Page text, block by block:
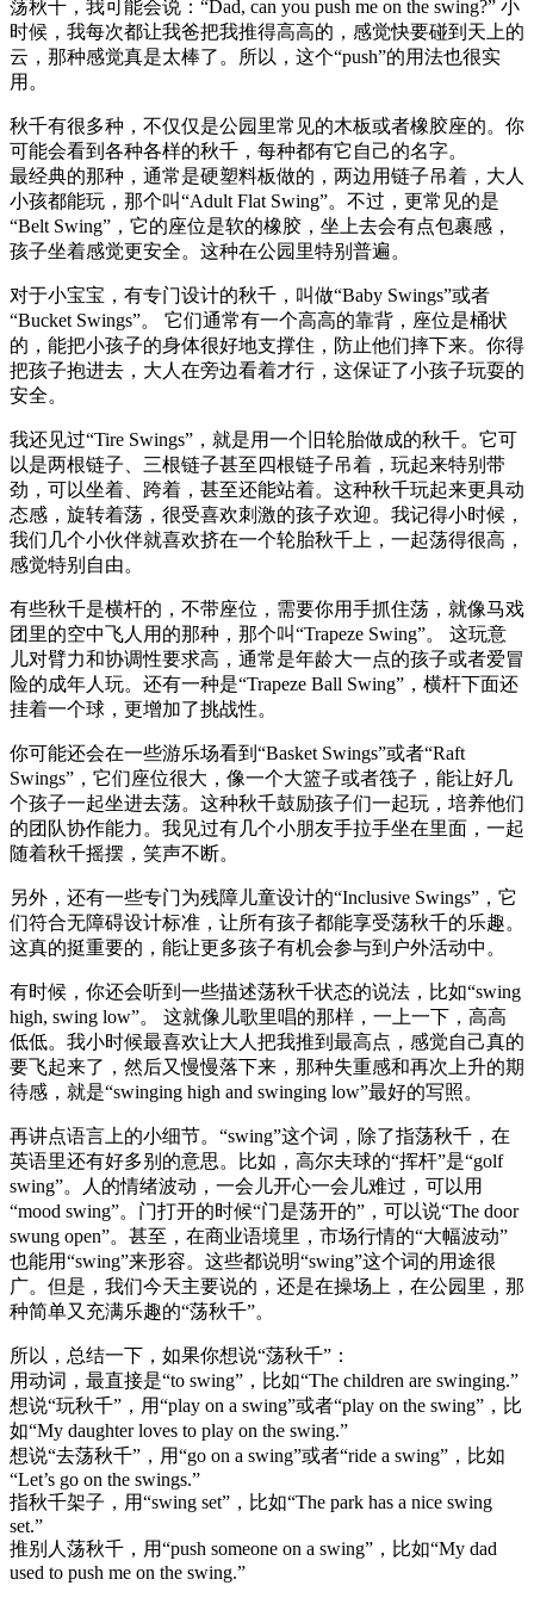
荡秋千，我可能会说：“Dad, can you push me on the swing?” 小
时候，我每次都让我爸把我推得高高的，感觉快要碰到天上的
云，那种感觉真是太棒了。所以，这个“push”的用法也很实
用。
秋千有很多种，不仅仅是公园里常见的木板或者橡胶座的。你
可能会看到各种各样的秋千，每种都有它自己的名字。
最经典的那种，通常是硬塑料板做的，两边用链子吊着，大人
小孩都能玩，那个叫“Adult Flat Swing”。不过，更常见的是
“Belt Swing”，它的座位是软的橡胶，坐上去会有点包裹感，
孩子坐着感觉更安全。这种在公园里特别普遍。
对于小宝宝，有专门设计的秋千，叫做“Baby Swings”或者
“Bucket Swings”。 它们通常有一个高高的靠背，座位是桶状
的，能把小孩子的身体很好地支撑住，防止他们摔下来。你得
把孩子抱进去，大人在旁边看着才行，这保证了小孩子玩耍的
安全。
我还见过“Tire Swings”，就是用一个旧轮胎做成的秋千。它可
以是两根链子、三根链子甚至四根链子吊着，玩起来特别带
劲，可以坐着、跨着，甚至还能站着。这种秋千玩起来更具动
态感，旋转着荡，很受喜欢刺激的孩子欢迎。我记得小时候，
我们几个小伙伴就喜欢挤在一个轮胎秋千上，一起荡得很高，
感觉特别自由。
有些秋千是横杆的，不带座位，需要你用手抓住荡，就像马戏
团里的空中飞人用的那种，那个叫“Trapeze Swing”。 这玩意
儿对臂力和协调性要求高，通常是年龄大一点的孩子或者爱冒
险的成年人玩。还有一种是“Trapeze Ball Swing”，横杆下面还
挂着一个球，更增加了挑战性。
你可能还会在一些游乐场看到“Basket Swings”或者“Raft
Swings”，它们座位很大，像一个大篮子或者筏子，能让好几
个孩子一起坐进去荡。这种秋千鼓励孩子们一起玩，培养他们
的团队协作能力。我见过有几个小朋友手拉手坐在里面，一起
随着秋千摇摆，笑声不断。
另外，还有一些专门为残障儿童设计的“Inclusive Swings”，它
们符合无障碍设计标准，让所有孩子都能享受荡秋千的乐趣。
这真的挺重要的，能让更多孩子有机会参与到户外活动中。
有时候，你还会听到一些描述荡秋千状态的说法，比如“swing
high, swing low”。 这就像儿歌里唱的那样，一上一下，高高
低低。我小时候最喜欢让大人把我推到最高点，感觉自己真的
要飞起来了，然后又慢慢落下来，那种失重感和再次上升的期
待感，就是“swinging high and swinging low”最好的写照。
再讲点语言上的小细节。“swing”这个词，除了指荡秋千，在
英语里还有好多别的意思。比如，高尔夫球的“挥杆”是“golf
swing”。人的情绪波动，一会儿开心一会儿难过，可以用
“mood swing”。门打开的时候“门是荡开的”，可以说“The door
swung open”。甚至，在商业语境里，市场行情的“大幅波动”
也能用“swing”来形容。这些都说明“swing”这个词的用途很
广。但是，我们今天主要说的，还是在操场上，在公园里，那
种简单又充满乐趣的“荡秋千”。
所以，总结一下，如果你想说“荡秋千”：
用动词，最直接是“to swing”，比如“The children are swinging.”
想说“玩秋千”，用“play on a swing”或者“play on the swing”，比
如“My daughter loves to play on the swing.”
想说“去荡秋千”，用“go on a swing”或者“ride a swing”，比如
“Let’s go on the swings.”
指秋千架子，用“swing set”，比如“The park has a nice swing
set.”
推别人荡秋千，用“push someone on a swing”，比如“My dad
used to push me on the swing.”